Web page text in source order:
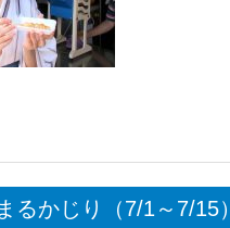
るかじり（7/1～7/15）